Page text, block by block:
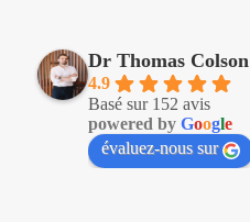
Dr Thomas Colson
4.9
Basé sur 152 avis
powered by Google
évaluez-nous sur